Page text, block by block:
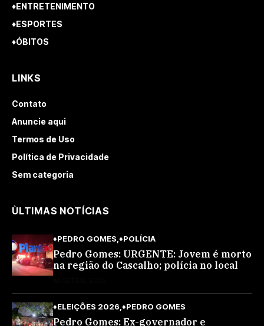
♦ENTRETENIMENTO
♦ESPORTES
♦ÓBITOS
LINKS
Contato
Anuncie aqui
Termos de Uso
Política de Privacidade
Sem categoria
ÙLTIMAS NOTÍCIAS
♦PEDRO GOMES ♦POLÍCIA
Pedro Gomes: URGENTE: Jovem é morto
na região do Cascalho; polícia no local
♦ELEIÇÕES 2026 ♦PEDRO GOMES
Pedro Gomes: Ex-governador e